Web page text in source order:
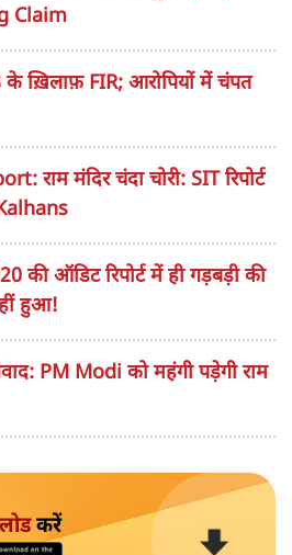
कौन? Champat Rai
चंपत राय ने दिया इस्तीफा;
से अधिक का घोटाला हुआ है!' |
Claim
के ख़िलाफ़ FIR; आरोपियों में चंपत
राम मंदिर चंदा चोरी: SIT रिपोर्ट
की ऑडिट रिपोर्ट में ही गड़बड़ी की